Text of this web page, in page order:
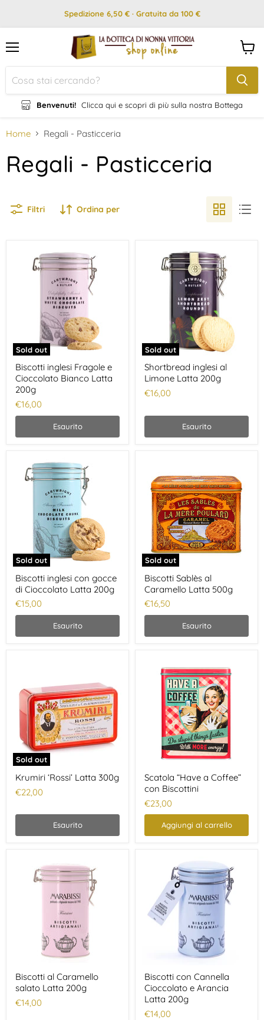
Spedizione 6,50 € · Gratuita da 100 €
Benvenuti! Clicca qui e scopri di più sulla nostra Bottega
il
Home Regali - Pasticceria
Regali - Pasticceria
Filtri Ordina per
Sold out
Biscotti inglesi Fragole e
Cioccolato Bianco Latta
200g
€16,00
Esaurito
Sold out
Shortbread inglesi al
Limone Latta 200g
€16,00
Esaurito
Sold out
Biscotti inglesi con gocce
di Cioccolato Latta 200g
€15,00
Esaurito
Sold out
Biscotti Sablès al
Caramello Latta 500g
€16,50
Esaurito
Sold out
Krumiri ‘Rossi’ Latta 300g
€22,00
Esaurito
Scatola “Have a Coffee”
con Biscottini
€23,00
Aggiungi al carrello
Biscotti al Caramello
salato Latta 200g
€14,00
Biscotti con Cannella
Cioccolato e Arancia
Latta 200g
€14,00